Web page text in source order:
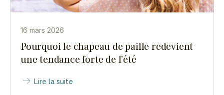
16 mars 2026
Pourquoi le chapeau de paille redevient
une tendance forte de l’été
Lire la suite